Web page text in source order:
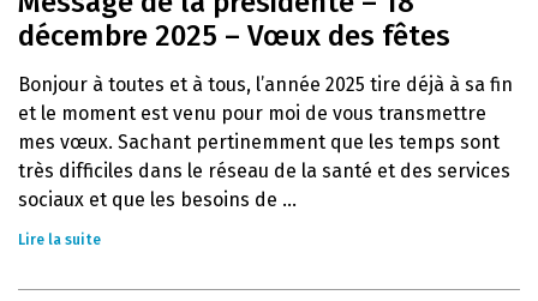
décembre 2025 – Vœux des fêtes
Bonjour à toutes et à tous, l’année 2025 tire déjà à sa fin
et le moment est venu pour moi de vous transmettre
mes vœux. Sachant pertinemment que les temps sont
très difficiles dans le réseau de la santé et des services
sociaux et que les besoins de ...
Lire la suite